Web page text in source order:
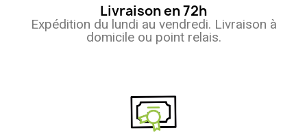
Livraison en 72h
Expédition du lundi au vendredi. Livraison à
domicile ou point relais.